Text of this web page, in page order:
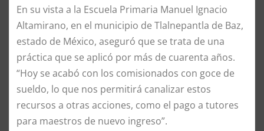
En su vista a la Escuela Primaria Manuel Ignacio
Altamirano, en el municipio de Tlalnepantla de Baz,
estado de México, aseguró que se trata de una
práctica que se aplicó por más de cuarenta años.
“Hoy se acabó con los comisionados con goce de
sueldo, lo que nos permitirá canalizar estos
recursos a otras acciones, como el pago a tutores
para maestros de nuevo ingreso”.